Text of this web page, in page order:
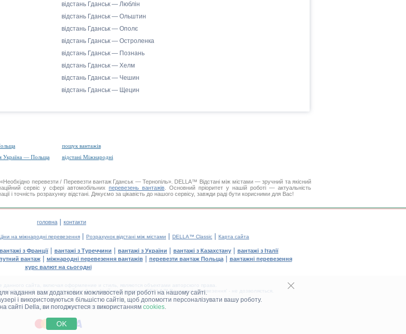
надання вам додаткових можливостей при роботі на нашому сайті.
і використовуються більшістю сайтів, щоб допомогти персоналізувати вашу роботу.
сайті Della, ви погоджуєтеся з використанням cookies.
OK
відстань Гданськ — Люблін
відстань Гданськ — Ольштин
відстань Гданськ — Ополє
відстань Гданськ — Остроленка
відстань Гданськ — Познань
відстань Гданськ — Хелм
відстань Гданськ — Чешин
відстань Гданськ — Щецин
пошук вантажів
Україна — Польща відстані Міжнародні
«Необхідно перевезти / Перевезти вантаж Гданськ — Тернопіль». DELLA™ Відстані між містами— зручний та якісний
сервіс у сфері автомобільних перевезень вантажів . Основний пріоритет у нашій роботі — актуальність
і точність розрахунку відстані. Дякуємо за цікавість до нашого сервісу, завжди раді бути корисними для Вас!
головна | контакти
на міжнародні перевезення | Розрахунок відстані між містами | DELLA™ Classic | Карта сайта
вантажі з Франції| вантажі з Туреччини | вантажі з України | вантажі з Казахстану | вантажі з Італії
вантаж| міжнародні перевезення вантажів| перевезти вантаж Польща| вантажні перевезення
курс валют на сьогодні
сайта, включая оформление и стиль, являются объектами авторского права.
інформації та інтернет-сайтах без офіційного дозволу 'DELLA™ Вантажні перевезення' - не дозволяється.
ДЕЛЛА® — ВАШІВАНТАЖНІ ПЕРЕВЕЗЕННЯ™!